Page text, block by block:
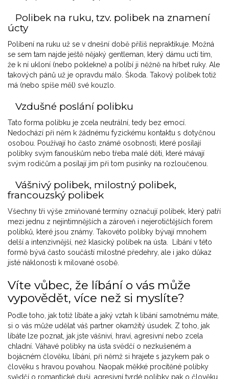
Polibek na ruku, tzv. polibek na znamení
úcty
Políbení na ruku už se v dnešní době příliš nepraktikuje. Možná
se sem tam najde ještě nějaký gentleman, který dámu uctí tím,
že k ní ukloní (nebo poklekne) a políbí ji něžně na hřbet ruky. Ale
takových pánů už je opravdu málo. Škoda. Takový polibek totiž
má (nebo spíše měl) své kouzlo.
Vzdušné poslání polibku
Tato forma polibku je zcela neutrální, tedy bez emocí.
Nedochází při něm k žádnému fyzickému kontaktu s dotyčnou
osobou. Používají ho často známé osobnosti, které posílají
polibky svým fanouškům nebo třeba malé děti, které mávají
svým rodičům a posílají jim při tom pusinky na rozloučenou.
Vášnivý polibek, milostný polibek,
francouzský polibek
Všechny tři výše zmiňované termíny označují polibek, který patří
mezi jednu z nejintimnějších a zároveň i nejerotičtějších forem
polibků, které jsou známy. Takovéto polibky bývají mnohem
delší a intenzivnější, než klasický polibek na ústa. Líbání v této
formě bývá často součástí milostné předehry, ale i jako důkaz
jisté náklonosti k milované osobě.
Víte vůbec, že líbání o vás může
vypovědět, více než si myslíte?
Podle toho, jak totiž líbáte a jaký vztah k líbání samotnému máte,
si o vás může udělat váš partner okamžitý úsudek. Z toho, jak
líbáte lze poznat, jak jste vášniví, hraví, agresivní nebo zcela
chladní. Váhavé polibky na ústa svědčí o nezkušeném a
bojácném člověku, líbání, při němž si hrajete s jazykem pak o
člověku s hravou povahou. Naopak měkké procítěné polibky
svědčí o romantické duši, agresivní tvrdé polibky pak o člověku